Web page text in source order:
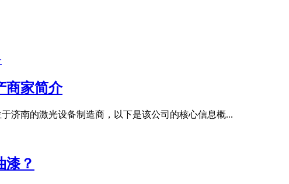
商家简介
济南的激光设备制造商，以下是该公司的核心信息概...
漆？